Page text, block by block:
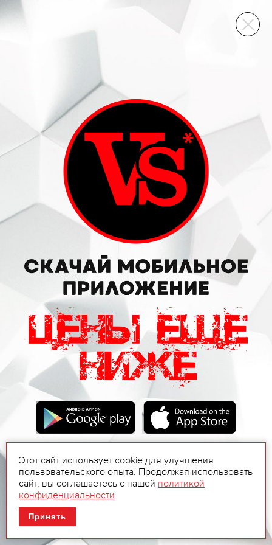
ВИННЫЙ СКЛАД
Этот сайт использует cookie для улучшения
пользовательского опыта. Продолжая использовать
сайт, вы соглашаетесь с нашей политикой
конфиденциальности.
Принять